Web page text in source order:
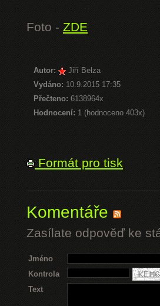
Foto - ZDE
Autor:
Jiří Belza
Vydáno: 10.9.2015 17:35
Přečteno:6138964x
Hodnocení: 1 (hodnoceno 403x)
Formát pro tisk
Komentáře
Zasílate odpověď ke
Jméno
Kontrola
Text